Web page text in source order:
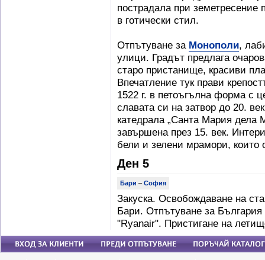
пострадала при земетресение
в готически стил.
Отпътуване за Монополи,
улици. Градът предлага
старо пристанище, красиви
Впечатление тук прави
1522 г. в петоъгълна форма с
славата си на затвор до 20.
катедрала „Санта Мария дела
завършена през 15. век.
бели и зелени мрамори,
Ден 5
Бари – София
Закуска. Освобождаване на
Бари. Отпътуване за
"Ryanair". Пристигане на